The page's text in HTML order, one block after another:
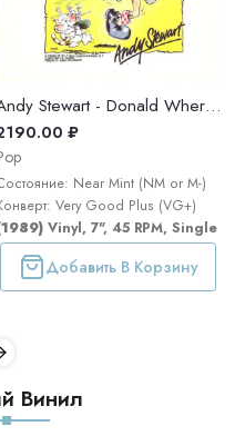
Andy Stewart - Donald Where's Your Troosers?
₽
Near Mint (NM or M-)
Very Good Plus (VG+)
Vinyl, 7", 45 RPM, Single
Добавить В Корзину
Винил